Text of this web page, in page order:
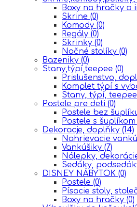
Boxy na hračky a
Skrine (0)
Komody (0)
Regály (0)
Skrinky (0)
Nočné stolíky (0)
Bazeniky (0)
Stany,týpí,teepee (0)
Prislušenstvo,
Komplet týpí s
Stany, týpí, teepee
Postele pre deti (0)
Postele bez
Postele s
Dekoracje, doplňky (14)
Nahrievacie
Vankúšiky (7)
Nálepky,
Sedáky,
DISNEY NÁBYTOK (0)
Postele (0)
Písacie stoly,
Boxy na hračky (0)